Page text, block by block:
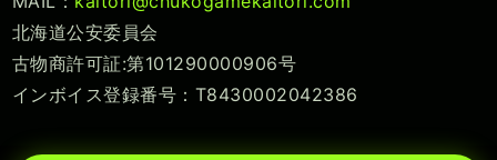
北海道公安委員会
古物商許可証:第101290000906号
インボイス登録番号：T8430002042386